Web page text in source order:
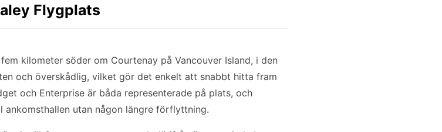
Flygplats
kilometer söder om Courtenay på Vancouver Island, i den
och överskådlig, vilket gör det enkelt att snabbt hitta fram
och Enterprise är båda representerade på plats, och
utan någon längre förflyttning.